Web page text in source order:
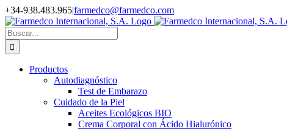
Saltar
al
contenido
+34-938.483.965|farmedco@farmedco.com
Instagram
Facebook
X
YouTube
Skype
Buscar:
Productos
Autodiagnóstico
Test de Embarazo
Cuidado de la Piel
Aceites Ecológicos BIO
Crema Corporal con Ácido Hialurónico